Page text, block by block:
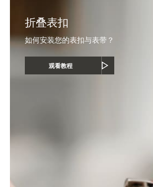
折叠表扣
如何安装您的表扣与表带？
观看教程